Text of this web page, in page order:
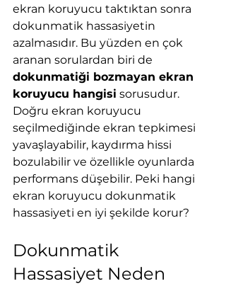
ekran koruyucu taktıktan sonra
dokunmatik hassasiyetin
azalmasıdır. Bu yüzden en çok
aranan sorulardan biri de
dokunmatiği bozmayan ekran
koruyucu hangisi sorusudur.
Doğru ekran koruyucu
seçilmediğinde ekran tepkimesi
yavaşlayabilir, kaydırma hissi
bozulabilir ve özellikle oyunlarda
performans düşebilir. Peki hangi
ekran koruyucu dokunmatik
hassasiyeti en iyi şekilde korur?
Dokunmatik
Hassasiyet Neden